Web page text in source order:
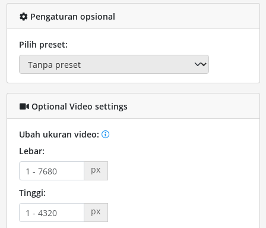
Pengaturan opsional
Pilih preset:
Optional Video settings
Ubah ukuran video:
Lebar:
px
Tinggi:
px